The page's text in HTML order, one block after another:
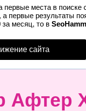
первые места в
а первые результаты
за месяц, то в
сайта
Афтер